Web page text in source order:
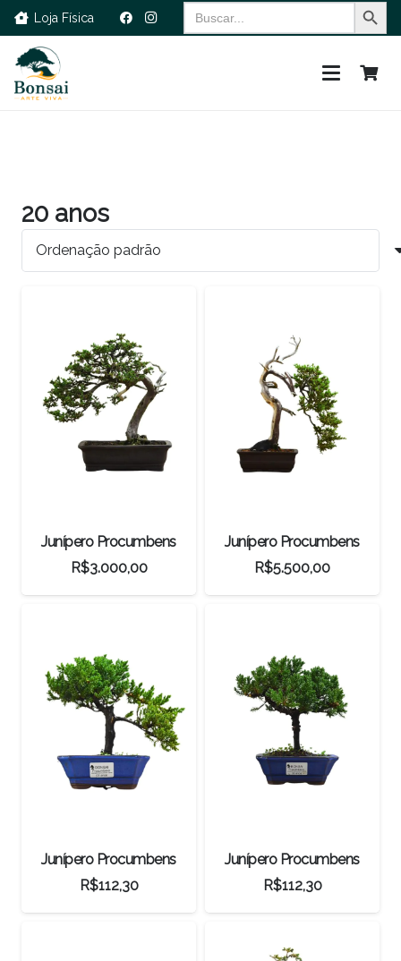
Loja Física
Search
for:
20 anos
Junípero Procumbens
R$3.000,00
Junípero Procumbens
R$5.500,00
Junípero Procumbens
R$112,30
Junípero Procumbens
R$112,30